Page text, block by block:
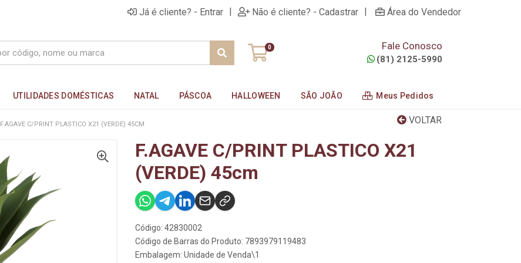
Já é cliente? - Entrar | Não é cliente? - Cadastrar | Área do Vendedor
0 Fale Conosco
(81) 2125-5990
UTILIDADES DOMÉSTICAS NATAL PÁSCOA HALLOWEEN SÃO JOÃO Meus Pedidos
VOLTAR
F.AGAVE C/PRINT PLASTICO X21 (VERDE) 45CM
F.AGAVE C/PRINT PLASTICO X21
(VERDE) 45cm
Código: 42830002
Código de Barras do Produto: 7893979119483
Embalagem: Unidade de Venda\1